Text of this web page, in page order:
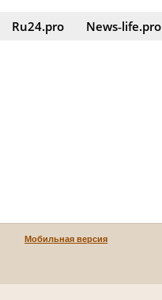
Ru24.pro News‑life.pro
Мобильная версия